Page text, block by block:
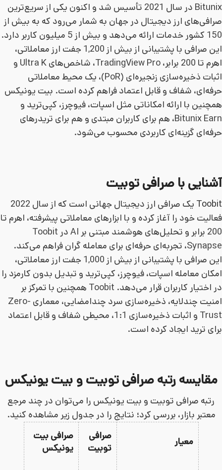
Bitunix در سال 2021 تأسیس شد و اکنون یکی از سریع‌ترین
صرافی‌های ارز دیجیتال در جهان به شمار می‌رود که به بیش از
150 کشور خدمات ارائه می‌دهد و بیش از 5 میلیون کاربر دارد.
این صرافی با پشتیبانی از بیش از 1,200 جفت ارز معاملاتی،
اهرم تا 200 برابر، TradingView Pro، شاخص‌های Ultra K و
اثبات ذخیره‌سازی زنجیره‌ای (PoR)، یک محیط معاملاتی
حرفه‌ای، شفاف و قابل اعتماد فراهم کرده است. بیت یونیکس
همچنین با ارائه امکاناتی مثل اسپات، فیوچرز، کپی‌ترید و
Bitunix Earn، هم برای کاربران مبتدی و هم برای تریدرهای
حرفه‌ای گزینه‌ای کاربردی محسوب می‌شود.
آشنایی با صرافی توبیت
Toobit
یک صرافی ارز دیجیتال جهانی است که از سال 2022
فعالیت خود را آغاز کرده و با ابزارهای معاملاتی پیشرفته، اهرم تا
200 برابر و تحلیل‌های هوشمند مبتنی بر AI در Toobit
Synapse، تجربه‌ای حرفه‌ای برای معامله گران فراهم می‌کند.
این صرافی با پشتیبانی از بیش از 1,000 جفت ارز معاملاتی،
امکان معامله اسپات، فیوچرز، کپی‌ترید و تبدیل بدون کارمزد را
در اختیار کاربران قرار می‌دهد. Toobit همچنین با تمرکز بر
امنیت چندلایه، ذخیره‌سازی سرد چندامضایی، معماری Zero-
Trust و اثبات ذخیره‌سازی 1:1، محیطی شفاف و قابل اعتماد
برای ترید ایجاد کرده است.
مقایسه رتبه صرافی توبیت و بیت یونیکس
رتبه صرافی توبیت و بیت یونیکس را می‌توان در چند مرجع
معتبر بازار، بررسی کرد؛ نتایج را در جدول زیر مشاهده کنید.
معیار
صرافی
توبیت
صرافی بیت
یونیکس